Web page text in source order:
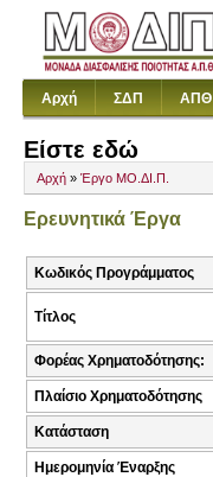
Αρχή ΣΔΠ ΑΠΘ
Είστε εδώ
Αρχή » Έργο ΜΟ.ΔΙ.Π.
Ερευνητικά Έργα
Κωδικός Προγράμματος
Τίτλος
Φορέας Χρηματοδότησης:
Πλαίσιο Χρηματοδότησης
Κατάσταση
Ημερομηνία Έναρξης